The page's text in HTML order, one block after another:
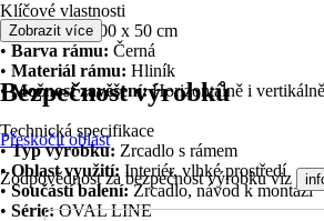
Klíčové vlastnosti
•Rozměry:100 x 50 cm
• Barva rámu: Černá
• Materiál rámu: Hliník
•Možnost zavěšení:Horizontálně i vertikálně
Technická specifikace
•Typ výrobku: Zrcadlo s rámem
•Oblast využití: Interiér, vlhké prostředí
•Součástí balení:Zrcadlo, návod k montáži
• Série:OVAL LINE
Zobrazit více
Bezpečnost výrobků
Přeskočit oblast
Zodpovědnost za bezpečnost výrobku viz